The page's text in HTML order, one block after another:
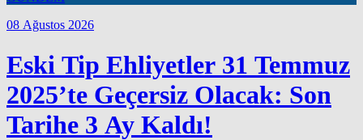
08 Ağustos 2026
Eski Tip Ehliyetler 31 Temmuz
2025’te Geçersiz Olacak: Son
Tarihe 3 Ay Kaldı!